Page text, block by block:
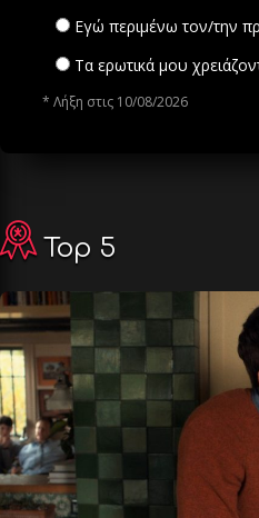
Εγώ περιμένω τον/την
Τα ερωτικά μου
* Λήξη στις 10/08/2026
Top 5